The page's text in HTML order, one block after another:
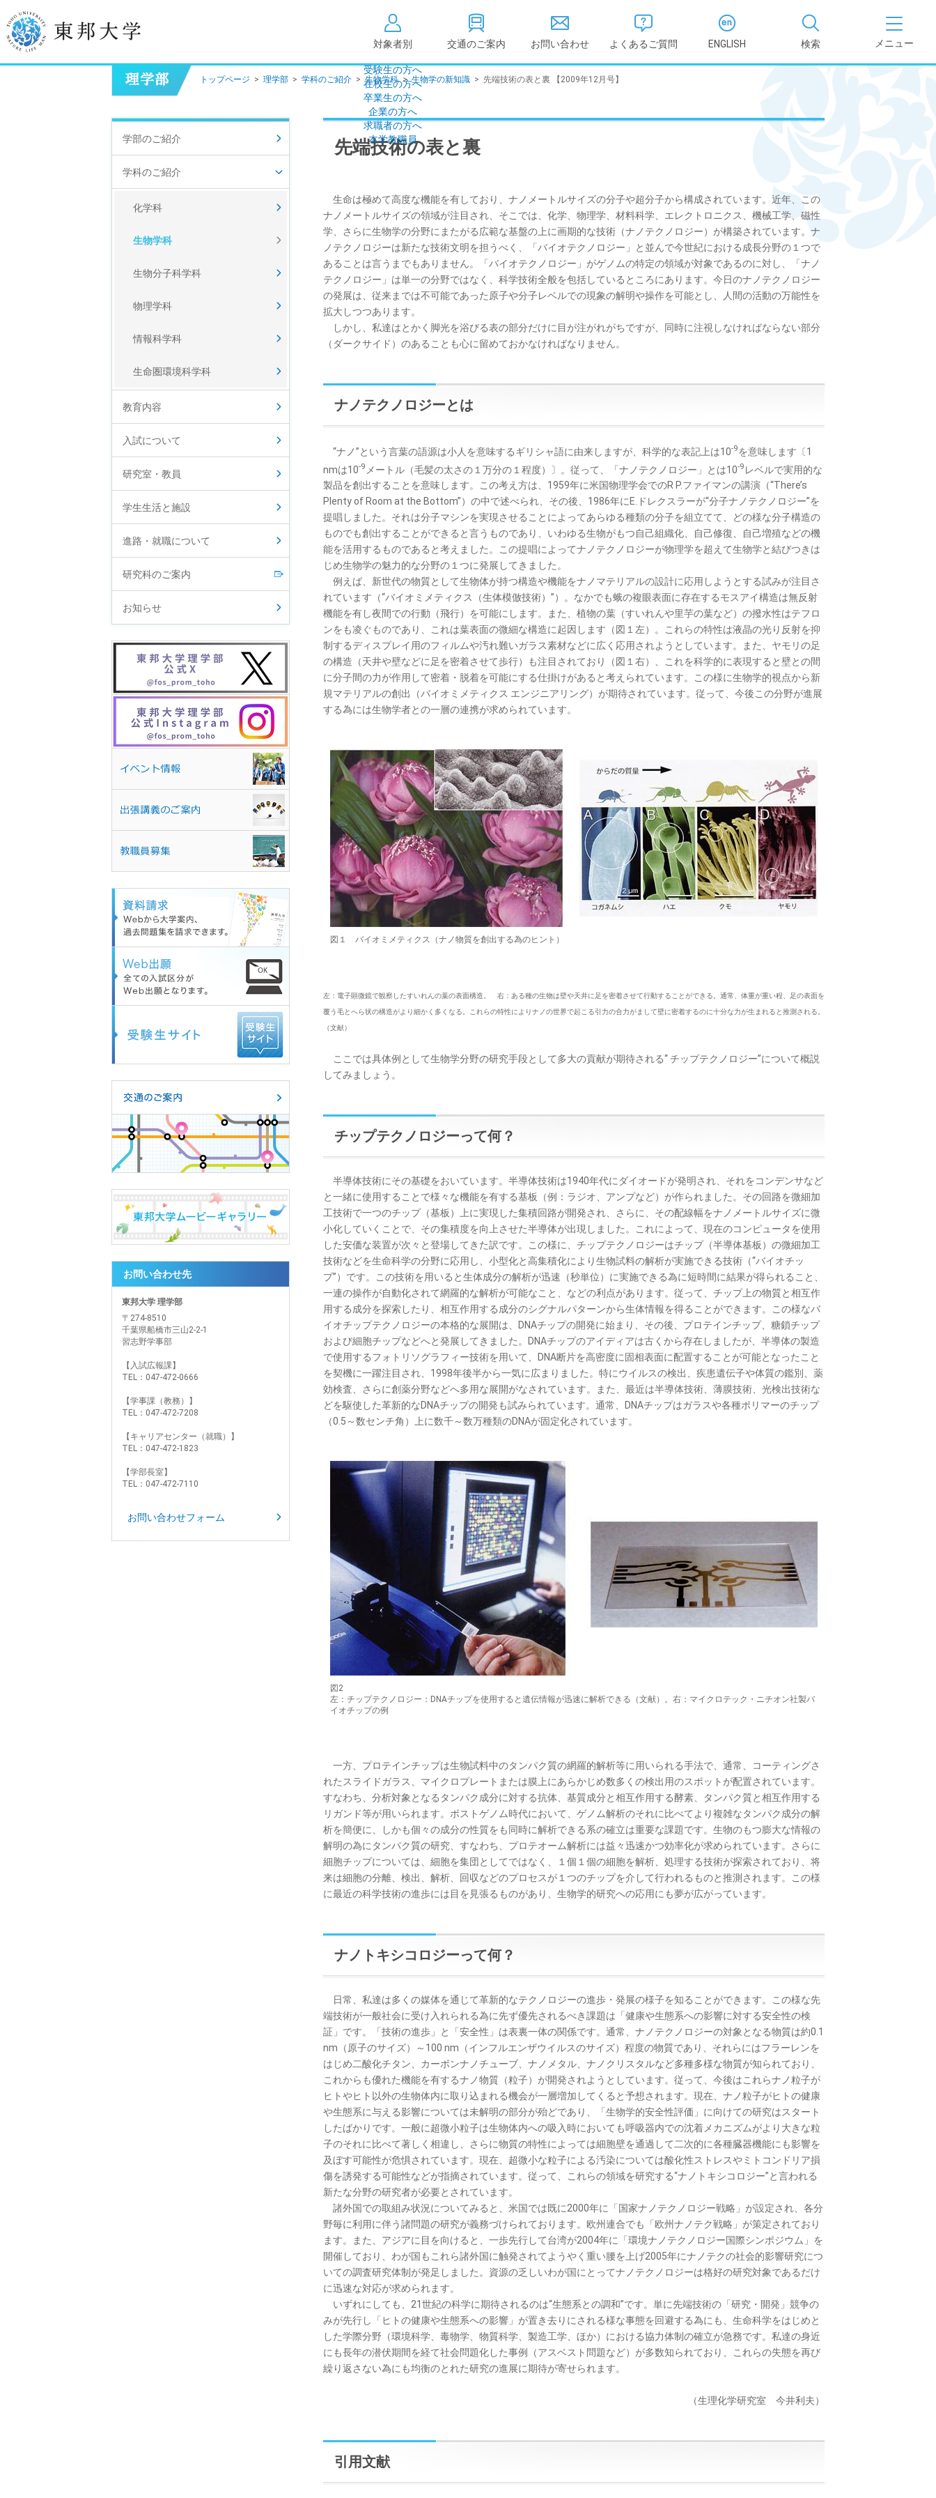
対象者別
受験生の方へ
在校生の方へ
卒業生の方へ
企業の方へ
求職者の方へ
本学教職員
交通のご案内 お問い合わせ よくあるご質問 ENGLISH 検索
学長挨拶
建学の精神/教育の理念
校歌
東邦大学学則・
教育憲章
（教学に関する方針）
大学情報の公開
情報公開
教学に関する情報
点検・評価
キャンパス敷地建物面
各種アンケート結果
個人情報の取り扱い
薬学部
看護学部
健康科学部
トップページ > 理学部 > 学科のご紹介 >生物学科>生物学の新知識 > 先端技術の表と裏 【2009年12月号】
先端技術の表と裏
生命は極めて高度な機能を有しており、ナノメートルサイズの分子や超分子から構成されています。近年、この
ナノメートルサイズの領域が注目され、そこでは、化学、物理学、材料科学、エレクトロニクス、機械工学、磁性
学、さらに生物学の分野にまたがる広範な基盤の上に画期的な技術（ナノテクノロジー）が構築されています。ナ
ノテクノロジーは新たな技術文明を担うべく、「バイオテクノロジー」と並んで今世紀における成長分野の１つで
あることは言うまでもありません。「バイオテクノロジー」がゲノムの特定の領域が対象であるのに対し、「ナノ
テクノロジー」は単一の分野ではなく、科学技術全般を包括しているところにあります。今日のナノテクノロジー
の発展は、従来までは不可能であった原子や分子レベルでの現象の解明や操作を可能とし、人間の活動の万能性を
拡大しつつあります。
しかし、私達はとかく脚光を浴びる表の部分だけに目が注がれがちですが、同時に注視しなければならない部分
（ダークサイド）のあることも心に留めておかなければなりません。
ナノテクノロジーとは
“ナノ”という言葉の語源は小人を意味するギリシャ語に由来しますが、科学的な表記上は10-9を意味します〔1
nmは10-9 メートル（毛髪の太さの１万分の１程度）〕。従って、「ナノテクノロジー」とは10-9 レベルで実用的な
製品を創出することを意味します。この考え方は、1959年に米国物理学会でのR P.ファイマンの講演（“There’s
Plenty of Room at the Bottom”）の中で述べられ、その後、1986年にE.ドレクスラーが“分子ナノテクノロジー”を
提唱しました。それは分子マシンを実現させることによってあらゆる種類の分子を組立てて、どの様な分子構造の
ものでも創出することができると言うものであり、いわゆる生物がもつ自己組織化、自己修復、自己増殖などの機
能を活用するものであると考えました。この提唱によってナノテクノロジーが物理学を超えて生物学と結びつきは
じめ生物学の魅力的な分野の１つに発展してきました。
例えば、新世代の物質として生物体が持つ構造や機能をナノマテリアルの設計に応用しようとする試みが注目さ
れています（“バイオミメティクス（生体模倣技術）”）。なかでも蛾の複眼表面に存在するモスアイ構造は無反射
機能を有し夜間での行動（飛行）を可能にします。また、植物の葉（すいれんや里芋の葉など）の撥水性はテフロ
ンをも凌ぐものであり、これは葉表面の微細な構造に起因します（図１左）。これらの特性は液晶の光り反射を抑
制するディスプレイ用のフィルムや汚れ難いガラス素材などに広く応用されようとしています。また、ヤモリの足
の構造（天井や壁などに足を密着させて歩行）も注目されており（図１右）、これを科学的に表現すると壁との間
に分子間の力が作用して密着・脱着を可能にする仕掛けがあると考えられています。この様に生物学的視点から新
規マテリアルの創出（バイオミメティクス エンジニアリング）が期待されています。従って、今後この分野が進展
する為には生物学者との一層の連携が求められています。
図１ バイオミメティクス（ナノ物質を創出する為のヒント）
左：電子顕微鏡で観察したすいれんの葉の表面構造。 右：ある種の生物は壁や天井に足を密着させて行動することができる。通常、体重が重い程、足の表面を
覆う毛とへら状の構造がより細かく多くなる。これらの特性によりナノの世界で起こる引力の合力がまして壁に密着するのに十分な力が生まれると推測される。
（文献）
ここでは具体例として生物学分野の研究手段として多大の貢献が期待される“ チップテクノロジー”について概説
してみましょう。
チップテクノロジーって何？
半導体技術にその基礎をおいています。半導体技術は1940年代にダイオードが発明され、それをコンデンサなど
と一緒に使用することで様々な機能を有する基板（例：ラジオ、アンプなど）が作られました。その回路を微細加
工技術で一つのチップ（基板）上に実現した集積回路が開発され、さらに、その配線幅をナノメートルサイズに微
小化していくことで、その集積度を向上させた半導体が出現しました。これによって、現在のコンピュータを使用
した安価な装置が次々と登場してきた訳です。この様に、チップテクノロジーはチップ（半導体基板）の微細加工
技術などを生命科学の分野に応用し、小型化と高集積化により生物試料の解析が実施できる技術（“バイオチッ
プ”）です。この技術を用いると生体成分の解析が迅速（秒単位）に実施できる為に短時間に結果が得られること、
一連の操作が自動化されて網羅的な解析が可能なこと、などの利点があります。従って、チップ上の物質と相互作
用する成分を探索したり、相互作用する成分のシグナルパターンから生体情報を得ることができます。この様なバ
イオチップテクノロジーの本格的な展開は、DNAチップの開発に始まり、その後、プロテインチップ、糖鎖チップ
および細胞チップなどへと発展してきました。DNAチップのアイディアは古くから存在しましたが、半導体の製造
で使用するフォトリソグラフィー技術を用いて、DNA断片を高密度に固相表面に配置することが可能となったこと
を契機に一躍注目され、1998年後半から一気に広まりました。特にウイルスの検出、疾患遺伝子や体質の鑑別、薬
効検査、さらに創薬分野などへ多用な展開がなされています。また、最近は半導体技術、薄膜技術、光検出技術な
どを駆使した革新的なDNAチップの開発も試みられています。通常、DNAチップはガラスや各種ポリマーのチップ
（0.5～数センチ角）上に数千～数万種類のDNAが固定化されています。
図2
左：チップテクノロジー：DNAチップを使用すると遺伝情報が迅速に解析できる（文献）。右：マイクロテック・ニチオン社製バ
イオチップの例
一方、プロテインチップは生物試料中のタンパク質の網羅的解析等に用いられる手法で、通常、コーティングさ
れたスライドガラス、マイクロプレートまたは膜上にあらかじめ数多くの検出用のスポットが配置されています。
すなわち、分析対象となるタンパク成分に対する抗体、基質成分と相互作用する酵素、タンパク質と相互作用する
リガンド等が用いられます。ポストゲノム時代において、ゲノム解析のそれに比べてより複雑なタンパク成分の解
析を簡便に、しかも個々の成分の性質をも同時に解析できる系の確立は重要な課題です。生物のもつ膨大な情報の
解明の為にタンパク質の研究、すなわち、プロテオーム解析には益々迅速かつ効率化が求められています。さらに
細胞チップについては、細胞を集団としてではなく、１個１個の細胞を解析、処理する技術が探索されており、将
来は細胞の分離、検出、解析、回収などのプロセスが１つのチップを介して行われるものと推測されます。この様
に最近の科学技術の進歩には目を見張るものがあり、生物学的研究への応用にも夢が広がっています。
ナノトキシコロジーって何？
日常、私達は多くの媒体を通じて革新的なテクノロジーの進歩・発展の様子を知ることができます。この様な先
端技術が一般社会に受け入れられる為に先ず優先されるべき課題は「健康や生態系への影響に対する安全性の検
証」です。「技術の進歩」と「安全性」は表裏一体の関係です。通常、ナノテクノロジーの対象となる物質は約0.1
nm（原子のサイズ）～100 nm（インフルエンザウイルスのサイズ）程度の物質であり、それらにはフラーレンを
はじめ二酸化チタン、カーボンナノチューブ、ナノメタル、ナノクリスタルなど多種多様な物質が知られており、
これからも優れた機能を有するナノ物質（粒子）が開発されようとしています。従って、今後はこれらナノ粒子が
ヒトやヒト以外の生物体内に取り込まれる機会が一層増加してくると予想されます。現在、ナノ粒子がヒトの健康
や生態系に与える影響については未解明の部分が殆どであり、「生物学的安全性評価」に向けての研究はスタート
したばかりです。一般に超微小粒子は生物体内への吸入時においても呼吸器内での沈着メカニズムがより大きな粒
子のそれに比べて著しく相違し、さらに物質の特性によっては細胞壁を通過して二次的に各種臓器機能にも影響を
及ぼす可能性が危惧されています。現在、超微小な粒子による汚染については酸化性ストレスやミトコンドリア損
傷を誘発する可能性などが指摘されています。従って、これらの領域を研究する“ナノトキシコロジー”と言われる
新たな分野の研究者が必要とされています。
諸外国での取組み状況についてみると、米国では既に2000年に「国家ナノテクノロジー戦略」が設定され、各分
野毎に利用に伴う諸問題の研究が義務づけられております。欧州連合でも「欧州ナノテク戦略」が策定されており
ます。また、アジアに目を向けると、一歩先行して台湾が2004年に「環境ナノテクノロジー国際シンポジウム」を
開催しており、わが国もこれら諸外国に触発されてようやく重い腰を上げ2005年にナノテクの社会的影響研究につ
いての調査研究体制が発足しました。資源の乏しいわが国にとってナノテクノロジーは格好の研究対象であるだけ
に迅速な対応が求められます。
いずれにしても、21世紀の科学に期待されるのは“生態系との調和”です。単に先端技術の「研究・開発」競争の
みが先行し「ヒトの健康や生態系への影響」が置き去りにされる様な事態を回避する為にも、生命科学をはじめと
した学際分野（環境科学、毒物学、物質科学、製造工学、ほか）における協力体制の確立が急務です。私達の身近
にも長年の潜伏期間を経て社会問題化した事例（アスベスト問題など）が多数知られており、これらの失態を再び
繰り返さない為にも均衡のとれた研究の進展に期待が寄せられます。
（生理化学研究室 今井利夫）
引用文献
学部のご紹介
学科のご紹介
化学科
生物学科
生物分子科学科
物理学科
情報科学科
生命圏環境科学科
教育内容
入試について
研究室・教員
学生生活と施設
進路・就職について
研究科のご案内
お知らせ
お問い合わせ先
東邦大学 理学部
〒274-8510
千葉県船橋市三山2-2-1
習志野学事部
【入試広報課】
TEL：047-472-0666
【学事課（教務）】
TEL：047-472-7208
【キャリアセンター（就職）】
TEL：047-472-1823
【学部長室】
TEL：047-472-7110
お問い合わせフォーム